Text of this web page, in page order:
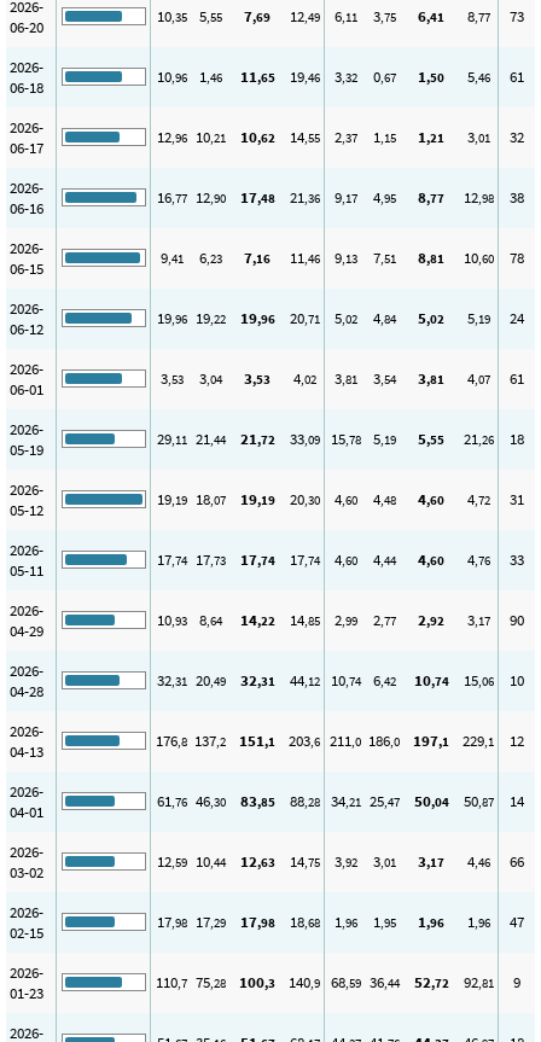
2026-
06-20
10,35 5,55 7,69 12,49 6,11 3,75 6,41 8,77 73
2026-
06-18
10,96 1,46 11,65 19,46 3,32 0,67 1,50 5,46 61
2026-
06-17
12,96 10,21 10,62 14,55 2,37 1,15 1,21 3,01 32
2026-
06-16
16,77 12,90 17,48 21,36 9,17 4,95 8,77 12,98 38
2026-
06-15
9,41 6,23 7,16 11,46 9,13 7,51 8,81 10,60 78
2026-
06-12
19,96 19,22 19,96 20,71 5,02 4,84 5,02 5,19 24
2026-
06-01
3,53 3,04 3,53 4,02 3,81 3,54 3,81 4,07 61
2026-
05-19
29,11 21,44 21,72 33,09 15,78 5,19 5,55 21,26 18
2026-
05-12
19,19 18,07 19,19 20,30 4,60 4,48 4,60 4,72 31
2026-
05-11
17,74 17,73 17,74 17,74 4,60 4,44 4,60 4,76 33
2026-
04-29
10,93 8,64 14,22 14,85 2,99 2,77 2,92 3,17 90
2026-
04-28
32,31 20,49 32,31 44,12 10,74 6,42 10,74 15,06 10
2026-
04-13
176,8 137,2 151,1 203,6 211,0 186,0 197,1 229,1 12
2026-
04-01
61,76 46,30 83,85 88,28 34,21 25,47 50,04 50,87 14
2026-
03-02
12,59 10,44 12,63 14,75 3,92 3,01 3,17 4,46 66
2026-
02-15
17,98 17,29 17,98 18,68 1,96 1,95 1,96 1,96 47
2026-
01-23
110,7 75,28 100,3 140,9 68,59 36,44 52,72 92,81 9
2026-